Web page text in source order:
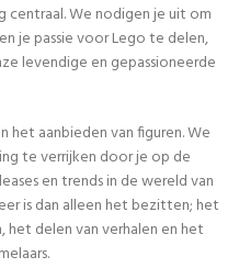
centraal. We nodigen je uit om
je passie voor Lego te delen,
levendige en gepassioneerde
aanbieden van figuren. We
te verrijken door je op de
en trends in de wereld van
is dan alleen het bezitten; het
het delen van verhalen en het